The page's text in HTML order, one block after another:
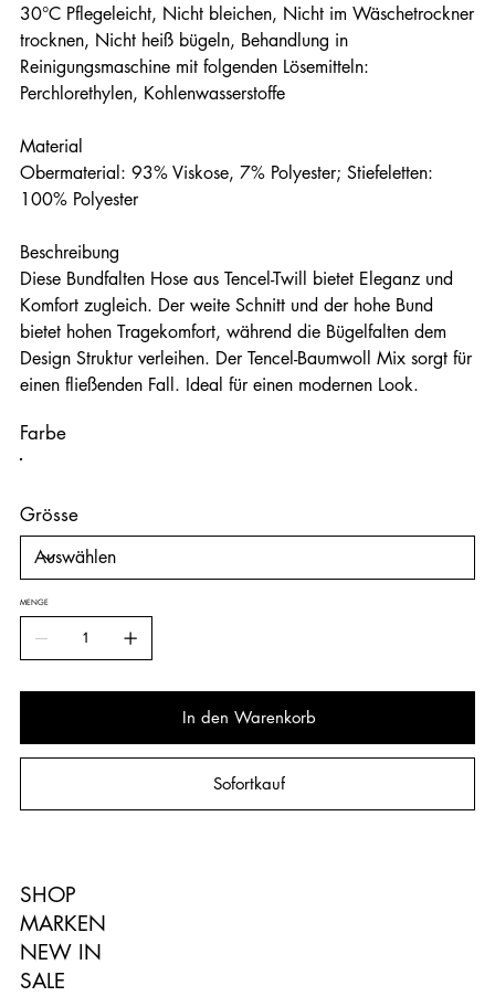
30°C Pflegeleicht, Nicht bleichen, Nicht im Wäschetrockner
trocknen, Nicht heiß bügeln, Behandlung in
Reinigungsmaschine mit folgenden Lösemitteln:
Perchlorethylen, Kohlenwasserstoffe
Material
Obermaterial: 93% Viskose, 7% Polyester; Stiefeletten:
100% Polyester
Beschreibung
Diese Bundfalten Hose aus Tencel-Twill bietet Eleganz und
Komfort zugleich. Der weite Schnitt und der hohe Bund
bietet hohen Tragekomfort, während die Bügelfalten dem
Design Struktur verleihen. Der Tencel-Baumwoll Mix sorgt für
einen fließenden Fall. Ideal für einen modernen Look.
Farbe
Grösse
MENGE
In den Warenkorb
Sofortkauf
SHOP
MARKEN
NEW IN
SALE